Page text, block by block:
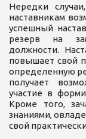
Нередки
наставникам
успешный
резерв на
должности.
повышает свой
определенную
получает
участие в
Кроме того,
знаниями,
свой